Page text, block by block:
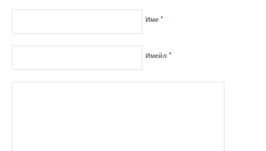
Име *
Имейл *